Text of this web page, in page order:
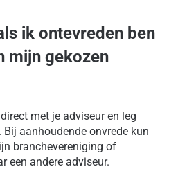
ik ontevreden ben
mijn gekozen
met je adviseur en leg
aanhoudende onvrede kun
branchevereniging of
een andere adviseur.